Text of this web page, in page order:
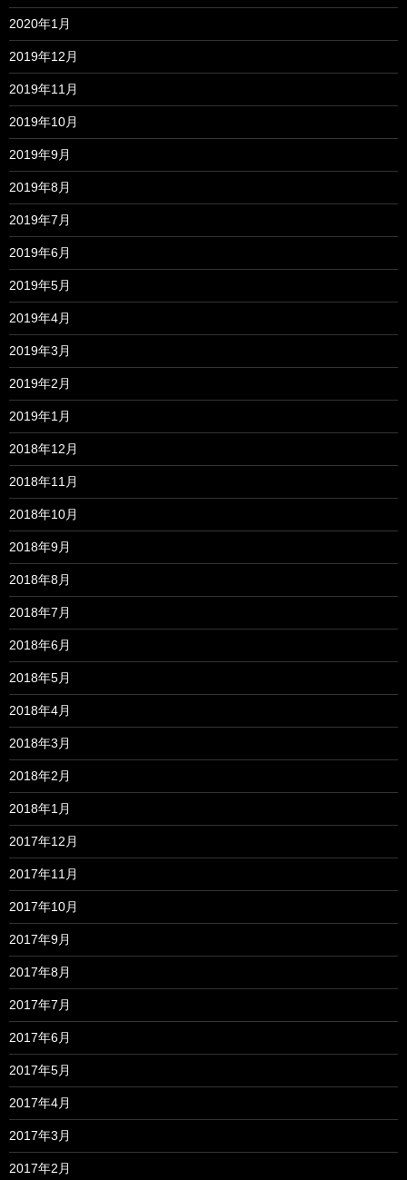
2020年1月
2019年12月
2019年11月
2019年10月
2019年9月
2019年8月
2019年7月
2019年6月
2019年5月
2019年4月
2019年3月
2019年2月
2019年1月
2018年12月
2018年11月
2018年10月
2018年9月
2018年8月
2018年7月
2018年6月
2018年5月
2018年4月
2018年3月
2018年2月
2018年1月
2017年12月
2017年11月
2017年10月
2017年9月
2017年8月
2017年7月
2017年6月
2017年5月
2017年4月
2017年3月
2017年2月